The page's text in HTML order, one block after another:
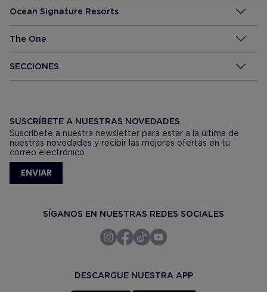
Ocean Signature Resorts
The One
SECCIONES
SUSCRÍBETE A NUESTRAS NOVEDADES
Suscríbete a nuestra newsletter para estar a la última de
nuestras novedades y recibir las mejores ofertas en tu
correo electrónico
ENVIAR
SÍGANOS EN NUESTRAS REDES SOCIALES
DESCARGUE NUESTRA APP